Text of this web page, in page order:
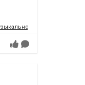
драматический